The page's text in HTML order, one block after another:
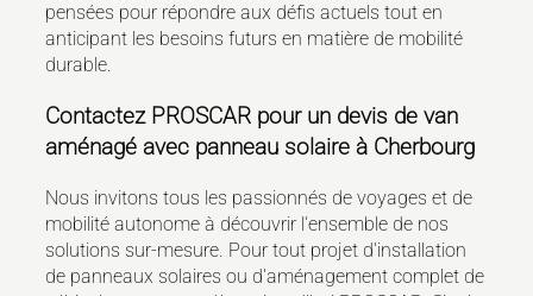
pensées pour répondre aux défis actuels tout en
anticipant les besoins futurs en matière de mobilité
durable.
Contactez PROSCAR pour un devis de van
aménagé avec panneau solaire à Cherbourg
Nous invitons tous les passionnés de voyages et de
mobilité autonome à découvrir l'ensemble de nos
solutions sur-mesure. Pour tout projet d'installation
de panneaux solaires ou d'aménagement complet de